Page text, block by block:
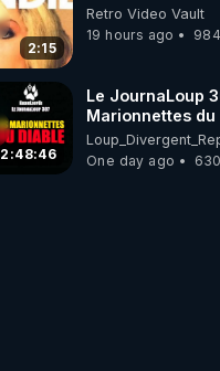
2:15
Retro Video Vault
19 hours ago
2:48:46
Le JournaLoup
Marionnettes du
Loup Divergent
One day ago